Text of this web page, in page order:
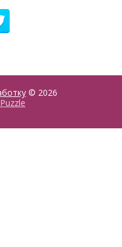
© 2026